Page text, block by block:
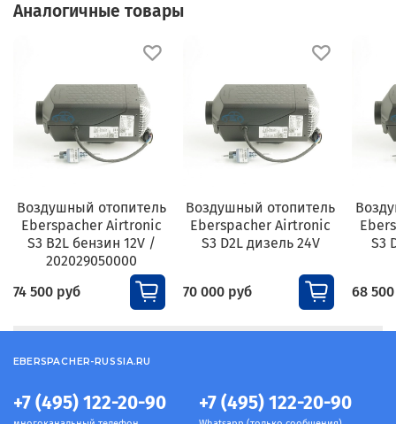
Аналогичные товары
Воздушный отопитель
Eberspacher Airtronic
S3 B2L бензин 12V /
202029050000
74 500 руб
Воздушный отопитель
Eberspacher Airtronic
S3 D2L дизель 24V
70 000 руб
S3
68
+7 (495) 122-20-90 +7 (495) 122-20-90
EBERSPACHER-RUSSIA.RU